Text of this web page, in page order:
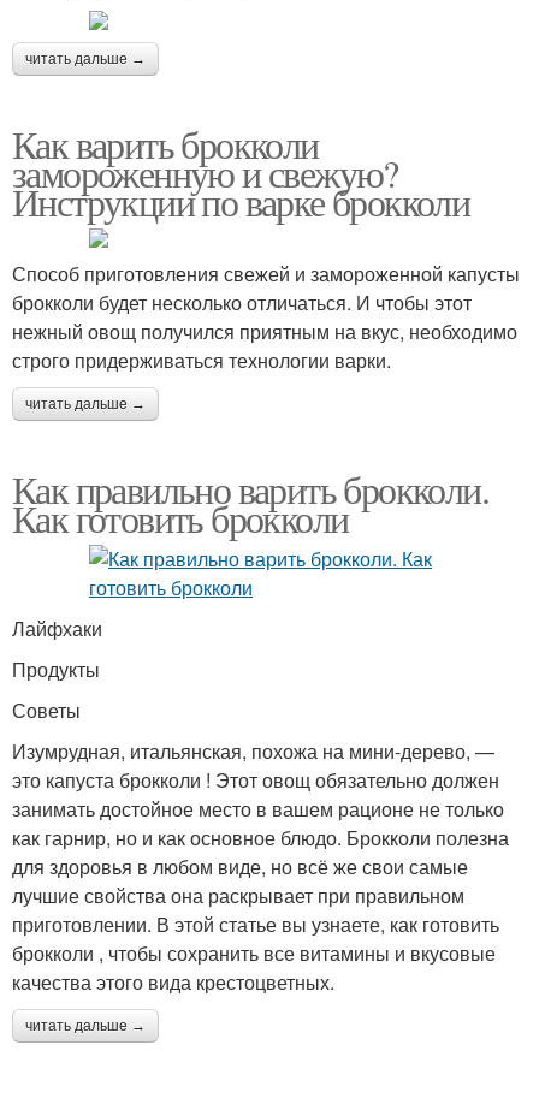
читать дальше →
Как варить брокколи
замороженную и свежую?
Инструкции по варке брокколи
Способ приготовления свежей и замороженной капусты
брокколи будет несколько отличаться. И чтобы этот
нежный овощ получился приятным на вкус, необходимо
строго придерживаться технологии варки.
читать дальше →
Как правильно варить брокколи.
Как готовить брокколи
Лайфхаки
Продукты
Советы
Изумрудная, итальянская, похожа на мини-дерево, —
это капуста брокколи ! Этот овощ обязательно должен
занимать достойное место в вашем рационе не только
как гарнир, но и как основное блюдо. Брокколи полезна
для здоровья в любом виде, но всё же свои самые
лучшие свойства она раскрывает при правильном
приготовлении. В этой статье вы узнаете, как готовить
брокколи , чтобы сохранить все витамины и вкусовые
качества этого вида крестоцветных.
читать дальше →